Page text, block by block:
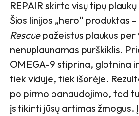
REPAIR skirta visų tipų
Šios linijos „hero“ produktas –
Rescuepažeistus plaukus
nenuplaunamas purškiklis.
OMEGA-9 stiprina, glotnina
tiek viduje, tiek išorėje.
po pirmo panaudojimo, tad
įsitikinti jūsų artimas žmogus.